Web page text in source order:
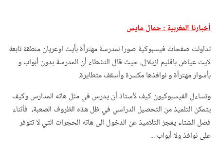
أخبارنا المغربية : جمال مايس
تداولت صفحات فيسبوكية صورا لمدرسة مهترأة بأيت اوعريان منطقة تابعة
لايت عياض باقليم ازيلال، حيث قال النشطاء أن المدرسة بدون أبواب و
بأسوار مهترأة و نوافذها مكسرة وأسقف متطايرة.
وتساءل الفيسبوكيون كيف لأستاذ أن يدرس في مثل هاته المدارس وكيف
يتمكن التلميذ من التحصيل الدراسي في ظل هذه الظروف الصعبة، فأثناء
فصل الشتاء يعجز التلاميذ عن الدخول الى هاته الحجرات التي لا تتوفر
على نوافذ ولا أبواب ...